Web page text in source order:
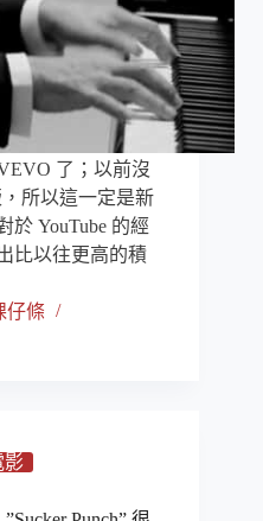
了；以前沒
所以這一定是新
於 YouTube 的經
比以往更高的積
仔條
影